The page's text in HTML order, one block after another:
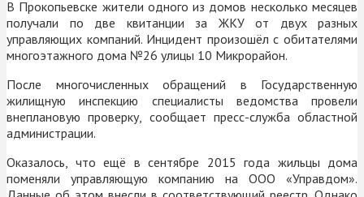
В Прокопьевске жители одного из домов несколько месяцев
получали по две квитанции за ЖКУ от двух разных
управляющих компаний. Инцидент произошёл с обитателями
многоэтажного дома №26 улицы 10 Микрорайон.
После многочисленных обращений в Государственную
жилищную инспекцию специалисты ведомства провели
внеплановую проверку, сообщает пресс-служба областной
администрации.
Оказалось, что ещё в сентябре 2015 года жильцы дома
поменяли управляющую компанию на ООО «Управдом».